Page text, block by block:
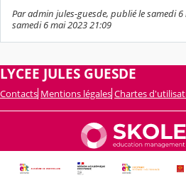
Par admin jules-guesde, publié le samedi
samedi 6 mai 2023 21:09
LYCEE JULES GUESDE
Contacts Mentions légales Chartes